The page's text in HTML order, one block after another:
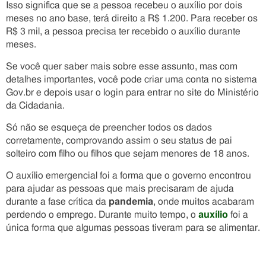
Isso significa que se a pessoa recebeu o auxílio por dois
meses no ano base, terá direito a R$ 1.200. Para receber os
R$ 3 mil, a pessoa precisa ter recebido o auxílio durante
meses.
Se você quer saber mais sobre esse assunto, mas com
detalhes importantes, você pode criar uma conta no sistema
Gov.br e depois usar o login para entrar no site do Ministério
da Cidadania.
Só não se esqueça de preencher todos os dados
corretamente, comprovando assim o seu status de pai
solteiro com filho ou filhos que sejam menores de 18 anos.
O auxílio emergencial foi a forma que o governo encontrou
para ajudar as pessoas que mais precisaram de ajuda
durante a fase crítica da pandemia, onde muitos acabaram
perdendo o emprego. Durante muito tempo, o auxílio foi a
única forma que algumas pessoas tiveram para se alimentar.